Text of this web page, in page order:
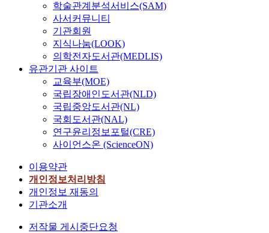
학술관계분석서비스(SAM)
사서커뮤니티
기관회원
지식나눔(LOOK)
의학전자도서관(MEDLIS)
유관기관 사이트
교육부(MOE)
국립장애인도서관(NLD)
국립중앙도서관(NL)
국회도서관(NAL)
연구윤리정보포털(CRE)
사이언스온 (ScienceON)
이용약관
개인정보처리방침
개인정보 재동의
기관소개
저작물 게시중단요청